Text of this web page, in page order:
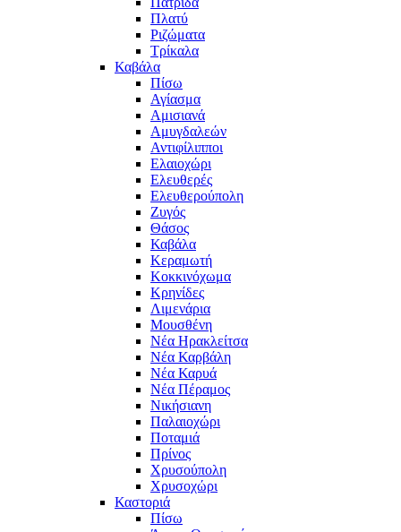
Πλατύ
Ριζώματα
Τρίκαλα
Καβάλα
Πίσω
Αγίασμα
Αμισιανά
Αμυγδαλεών
Αντιφίλιπποι
Ελαιοχώρι
Ελευθερές
Ελευθερούπολη
Ζυγός
Θάσος
Καβάλα
Κεραμωτή
Κοκκινόχωμα
Κρηνίδες
Λιμενάρια
Μουσθένη
Νέα Ηρακλείτσα
Νέα Καρβάλη
Νέα Καρυά
Νέα Πέραμος
Νικήσιανη
Παλαιοχώρι
Ποταμιά
Πρίνος
Χρυσούπολη
Χρυσοχώρι
Καστοριά
Πίσω